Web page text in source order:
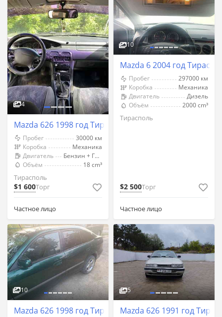
4
Mazda 626 1998 год Тирасполь
Пробег
30000 км
Коробка
Механика
Двигатель
Бензин + Газ (Метан)
Объём
18 cm³
Тирасполь
$1 600Торг
Частное лицо
10
Mazda 6 2004 год
Пробег
297000 км
Коробка
Механика
Двигатель
Дизель
Объём
2000 cm³
Тирасполь
$2 500Торг
Частное лицо
10
Mazda 626 1998 год Тирасполь
5
Mazda 626 1991 год